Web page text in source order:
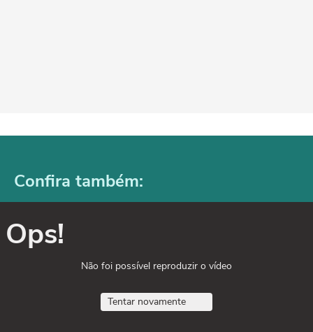
Confira também:
Ops!
Não foi possível reproduzir o vídeo
Tentar novamente